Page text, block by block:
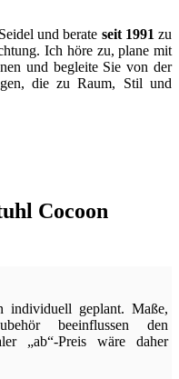
und berate seit 1991 zu
Ich höre zu, plane mit
und begleite Sie von der
die zu Raum, Stil und
Cocoon
individuell geplant. Maße,
beeinflussen den
„ab“-Preis wäre daher